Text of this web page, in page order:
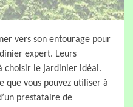
vers son entourage pour
expert. Leurs
choisir le jardinier idéal.
que vous pouvez utiliser à
prestataire de